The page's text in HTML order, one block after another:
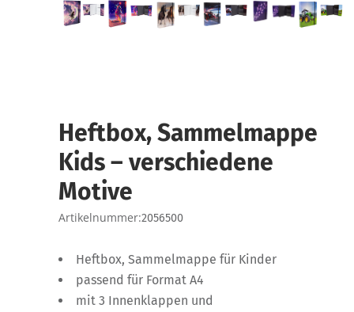
Heftbox, Sammelmappe
Kids – verschiedene
Motive
Artikelnummer:2056500
Heftbox, Sammelmappe für Kinder
passend für Format A4
mit 3 Innenklappen und